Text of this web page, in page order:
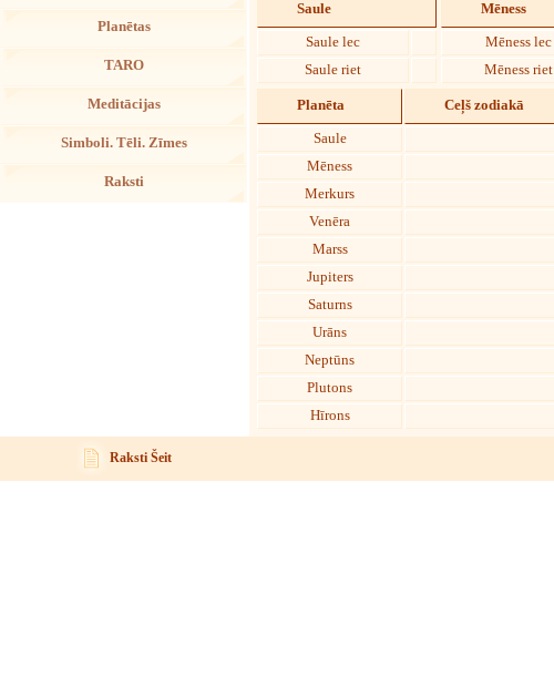
Planētas
TARO
Meditācijas
Simboli. Tēli. Zīmes
Raksti
Saule
Saule lec
Saule riet
Mēness
Mēness lec
Mēness riet
Planēta Ceļš zodiakā
Saule
Mēness
Merkurs
Venēra
Marss
Jupiters
Saturns
Urāns
Neptūns
Plutons
Hīrons
Raksti Šeit